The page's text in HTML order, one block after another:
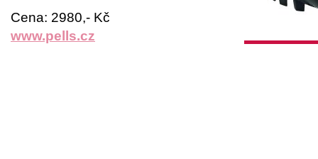
Cena: 2980,- Kč
www.pells.cz